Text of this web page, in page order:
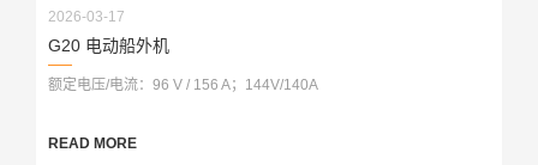
2026-03-17
G20 电动船外机
额定电压/电流：96 V / 156 A；144V/140A
READ MORE